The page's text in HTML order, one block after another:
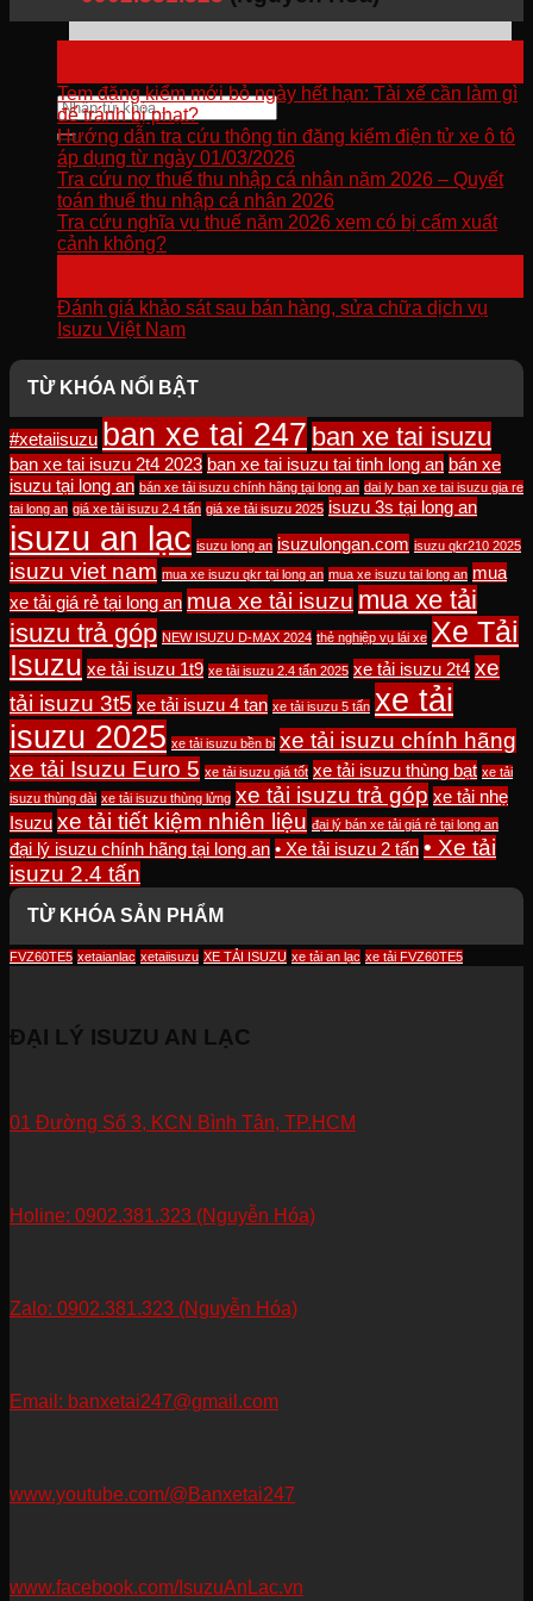
Tìm
kiếm:
Tem đăng kiểm mới bỏ ngày hết hạn: Tài xế cần làm gì
để tránh bị phạt?
Hướng dẫn tra cứu thông tin đăng kiểm điện tử xe ô tô
áp dụng từ ngày 01/03/2026
Tra cứu nợ thuế thu nhập cá nhân năm 2026 – Quyết
toán thuế thu nhập cá nhân 2026
Tra cứu nghĩa vụ thuế năm 2026 xem có bị cấm xuất
cảnh không?
Đánh giá khảo sát sau bán hàng, sửa chữa dịch vụ
Isuzu Việt Nam
TỪ KHÓA NỔI BẬT
#xetaiisuzu ban xe tai 247 ban xe tai isuzu
ban xe tai isuzu 2t4 2023 ban xe tai isuzu tai tinh long an bán xe
isuzu tại long an bán xe tải isuzu chính hãng tại long an dai ly ban xe tai isuzu gia re
tai long an giá xe tải isuzu 2.4 tấn giá xe tải isuzu 2025 isuzu 3s tại long an
isuzu an lạc isuzu long an isuzulongan.com isuzu qkr210 2025
isuzu viet nam mua xe isuzu qkr tại long an mua xe isuzu tai long an mua
xe tải giá rẻ tại long an mua xe tải isuzu mua xe tải
isuzu trả góp NEW ISUZU D-MAX 2024 thẻ nghiệp vụ lái xe Xe Tải
Isuzu xe tải isuzu 1t9 xe tải isuzu 2.4 tấn 2025 xe tải isuzu 2t4 xe
tải isuzu 3t5 xe tải isuzu 4 tan xe tải isuzu 5 tấn xe tải
isuzu 2025 xe tải isuzu bền bỉ xe tải isuzu chính hãng
xe tải Isuzu Euro 5 xe tải isuzu giá tốt xe tải isuzu thùng bạt xe tải
isuzu thùng dài xe tải isuzu thùng lửng xe tải isuzu trả góp xe tải nhẹ
Isuzu xe tải tiết kiệm nhiên liệu đại lý bán xe tải giá rẻ tại long an
đại lý isuzu chính hãng tại long an • Xe tải isuzu 2 tấn • Xe tải
isuzu 2.4 tấn
TỪ KHÓA SẢN PHẨM
FVZ60TE5 xetaianlac xetaiisuzu XE TẢI ISUZU xe tải an lạc xe tải FVZ60TE5
ĐẠI LÝ ISUZU AN LẠC
01 Đường Số 3, KCN Bình Tân, TP.HCM
Holine: 0902.381.323 (Nguyễn Hóa)
Zalo: 0902.381.323 (Nguyễn Hóa)
Email: banxetai247@gmail.com
www.youtube.com/@Banxetai247
www.facebook.com/IsuzuAnLac.vn